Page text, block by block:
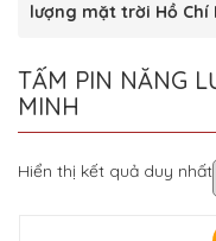
lượng mặt trời Hồ Chí
TẤM PIN NĂNG
MINH
Hiển thị kết quả duy nhất